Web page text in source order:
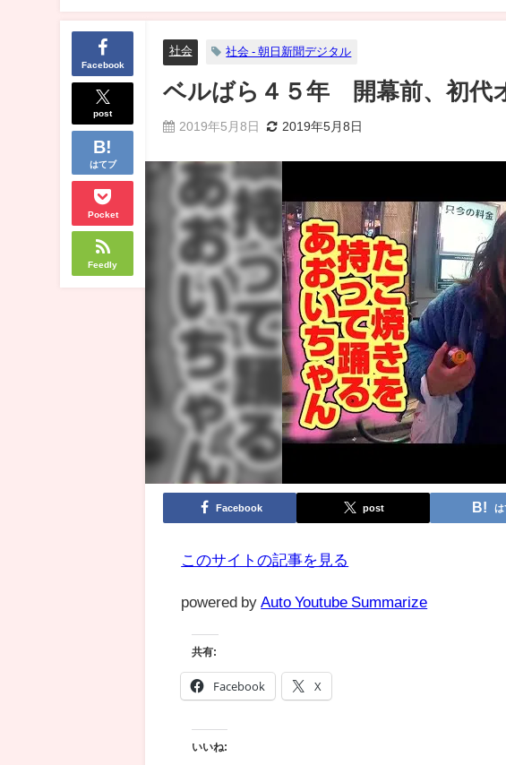
Facebook
post
はてブ
Pocket
Feedly
社会 社会 - 朝日新聞デジタル
ベルばら４５年 開幕前、初代
2019年5月8日 2019年5月8日
Facebook post は
このサイトの記事を見る
powered by Auto Youtube Summarize
共有:
Facebook X
いいね: